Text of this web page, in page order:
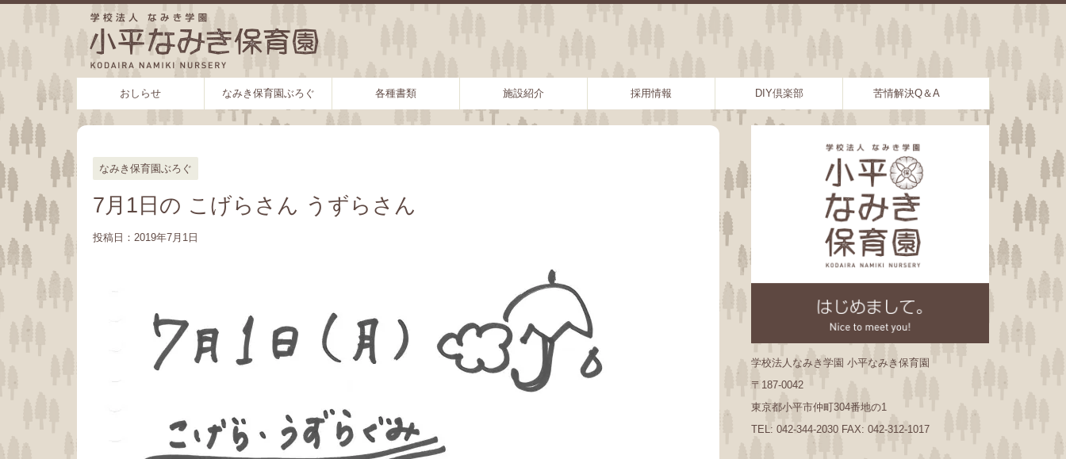
おしらせ なみき保育園ぶろぐ 各種書類 施設紹介 採用情報 DIY倶楽部 苦情解決Q＆A
なみき保育園ぶろぐ
7月1日の こげらさん うずらさん
投稿日： 2019年7月1日
学校法人なみき学園 小平なみき保育園
〒187-0042
東京都小平市仲町304番地の1
TEL: 042-344-2030 FAX: 042-312-1017